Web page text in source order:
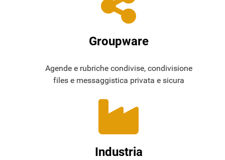
Groupware
Agende e rubriche condivise, condivisione
files e messaggistica privata e sicura
Industria